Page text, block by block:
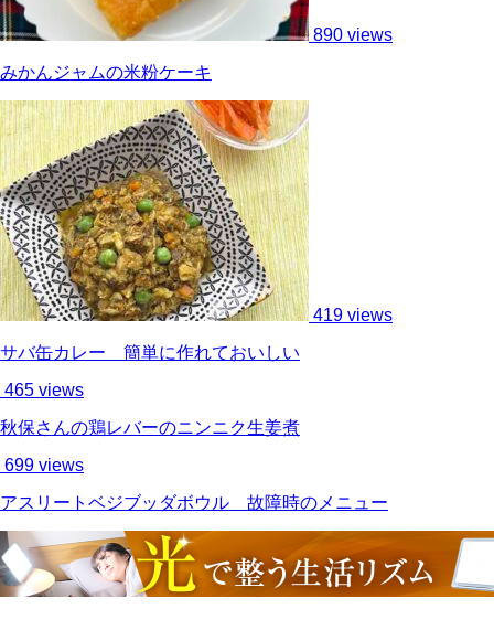
890 views
みかんジャムの米粉ケーキ
419 views
サバ缶カレー 簡単に作れておいしい
465 views
秋保さんの鶏レバーのニンニク生姜煮
699 views
アスリートベジブッダボウル 故障時のメニュー